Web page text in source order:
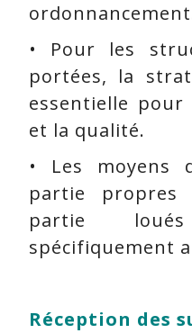
• Pour les
portées, la
essentielle
et la qualité.
• Les moyens
partie propres
partie
spécifiquement
Réception des